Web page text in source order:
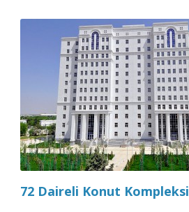
72 Daireli Konut Kompleksi